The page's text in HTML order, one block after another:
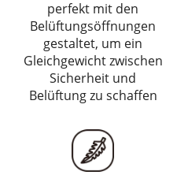
perfekt mit den
Belüftungsöffnungen
gestaltet, um ein
Gleichgewicht zwischen
Sicherheit und
Belüftung zu schaffen